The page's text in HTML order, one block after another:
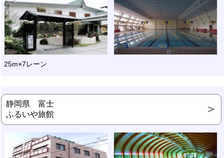
25m×7レーン
静岡県 富士
ふるいや旅館